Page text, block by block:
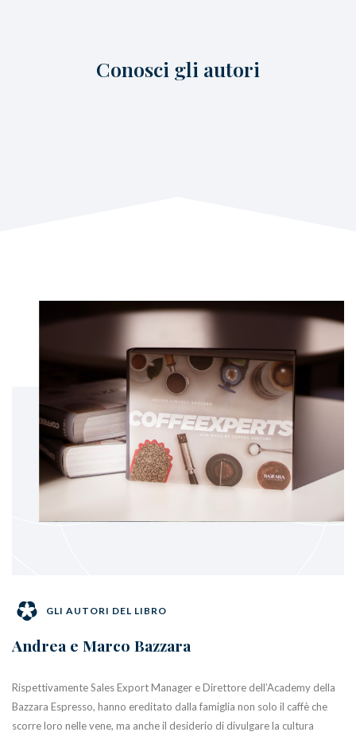
Conosci gli autori
GLI AUTORI DEL LIBRO
Andrea e Marco Bazzara
Rispettivamente Sales Export Manager e Direttore dell’Academy della
Bazzara Espresso, hanno ereditato dalla famiglia non solo il caffè che
scorre loro nelle vene, ma anche il desiderio di divulgare la cultura